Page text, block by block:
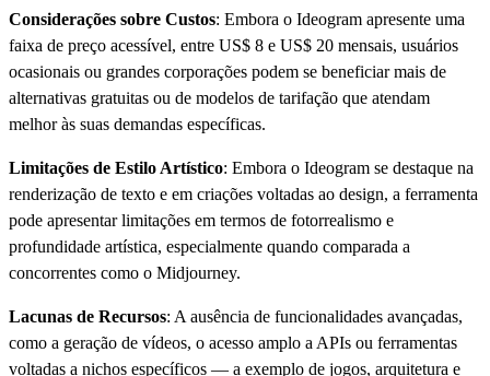
Considerações sobre Custos: Embora o Ideogram apresente uma
faixa de preço acessível, entre US$ 8 e US$ 20 mensais, usuários
ocasionais ou grandes corporações podem se beneficiar mais de
alternativas gratuitas ou de modelos de tarifação que atendam
melhor às suas demandas específicas.
Limitações de Estilo Artístico: Embora o Ideogram se destaque na
renderização de texto e em criações voltadas ao design, a ferramenta
pode apresentar limitações em termos de fotorrealismo e
profundidade artística, especialmente quando comparada a
concorrentes como o Midjourney.
Lacunas de Recursos: A ausência de funcionalidades avançadas,
como a geração de vídeos, o acesso amplo a APIs ou ferramentas
voltadas a nichos específicos — a exemplo de jogos, arquitetura e